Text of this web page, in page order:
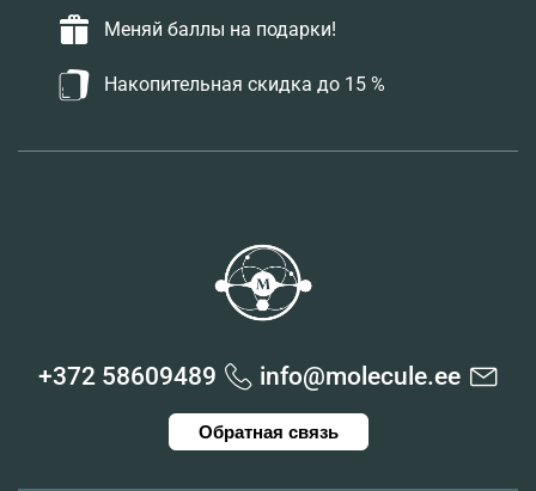
Меняй баллы на подарки!
Накопительная скидка до 15 %
+372 58609489 info@molecule.ee
Обратная связь